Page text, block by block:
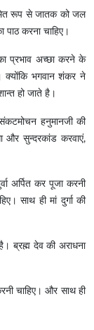
रूप से जातक को जल
करना चाहिए।
प्रभाव अच्छा करने के
क्योंकि भगवान शंकर ने
हो जाते है।
हनुमानजी की
और सुन्दरकांड करवाएं,
अर्पित कर पूजा करनी
साथ ही मां दुर्गा की
ब्रह्म देव की अराधना
चाहिए। और साथ ही